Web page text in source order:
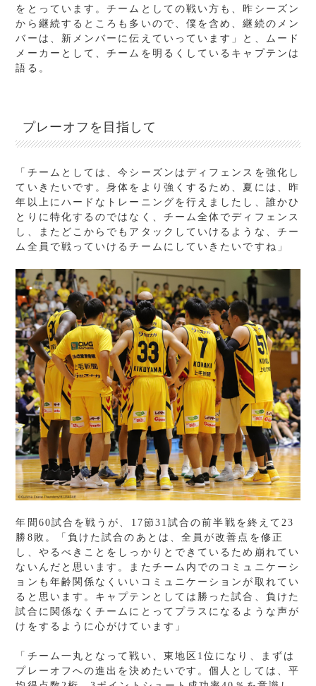
をとっています。チームとしての戦い方も、昨シーズン
から継続するところも多いので、僕を含め、継続のメン
バーは、新メンバーに伝えていっています」と、ムード
メーカーとして、チームを明るくしているキャプテンは
語る。
プレーオフを目指して
「チームとしては、今シーズンはディフェンスを強化し
ていきたいです。身体をより強くするため、夏には、昨
年以上にハードなトレーニングを行えましたし、誰かひ
とりに特化するのではなく、チーム全体でディフェンス
し、またどこからでもアタックしていけるような、チー
ム全員で戦っていけるチームにしていきたいですね」
年間60試合を戦うが、17節31試合の前半戦を終えて23
勝8敗。「負けた試合のあとは、全員が改善点を修正
し、やるべきことをしっかりとできているため崩れてい
ないんだと思います。またチーム内でのコミュニケーシ
ョンも年齢関係なくいいコミュニケーションが取れてい
ると思います。キャプテンとしては勝った試合、負けた
試合に関係なくチームにとってプラスになるような声が
けをするように心がけています」
「チーム一丸となって戦い、東地区1位になり、まずは
プレーオフへの進出を決めたいです。個人としては、平